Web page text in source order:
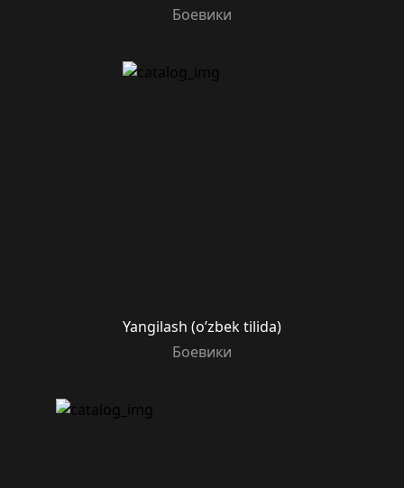
Боевики
Yangilash (o’zbek tilida)
Боевики